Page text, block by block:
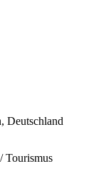
Deutschland
Tourismus